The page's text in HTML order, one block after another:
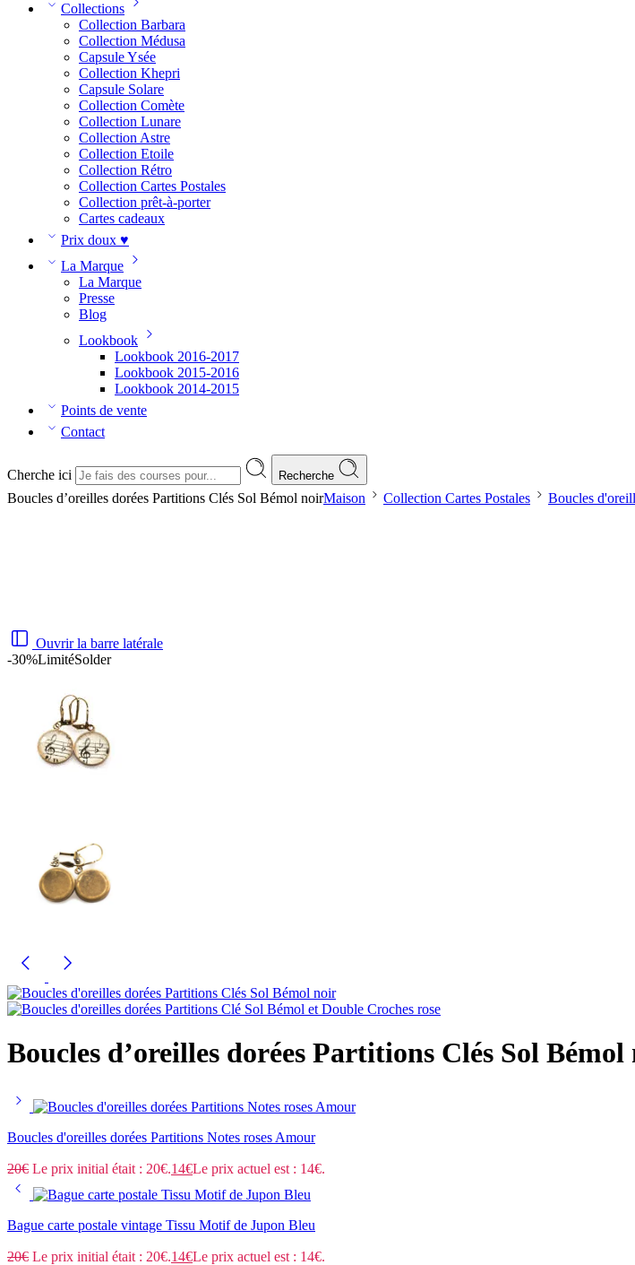
Collections
Collection Barbara
Collection Médusa
Capsule Ysée
Collection Khepri
Capsule Solare
Collection Comète
Collection Lunare
Collection Astre
Collection Etoile
Collection Rétro
Collection Cartes Postales
Collection prêt-à-porter
Cartes cadeaux
Prix doux ♥
La Marque
La Marque
Presse
Blog
Lookbook
Lookbook 2016-2017
Lookbook 2015-2016
Lookbook 2014-2015
Points de vente
Contact
Cherche ici Recherche
Boucles d’oreilles dorées Partitions Clés Sol Bémol noirMaison Collection Cartes Postales Boucles
Ouvrir la barre latérale
-30%LimitéSolder
Boucles d’oreilles dorées Partitions Clés Sol
Boucles d'oreilles dorées Partitions Notes roses Amour
20€ Le prix initial était : 20€.14€Le prix actuel est : 14€.
Bague carte postale vintage Tissu Motif de Jupon Bleu
20€ Le prix initial était : 20€.14€Le prix actuel est : 14€.